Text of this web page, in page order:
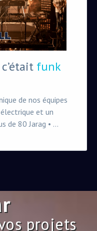
funk
de nos équipes
et un
de 80 Jarag • ...
projets